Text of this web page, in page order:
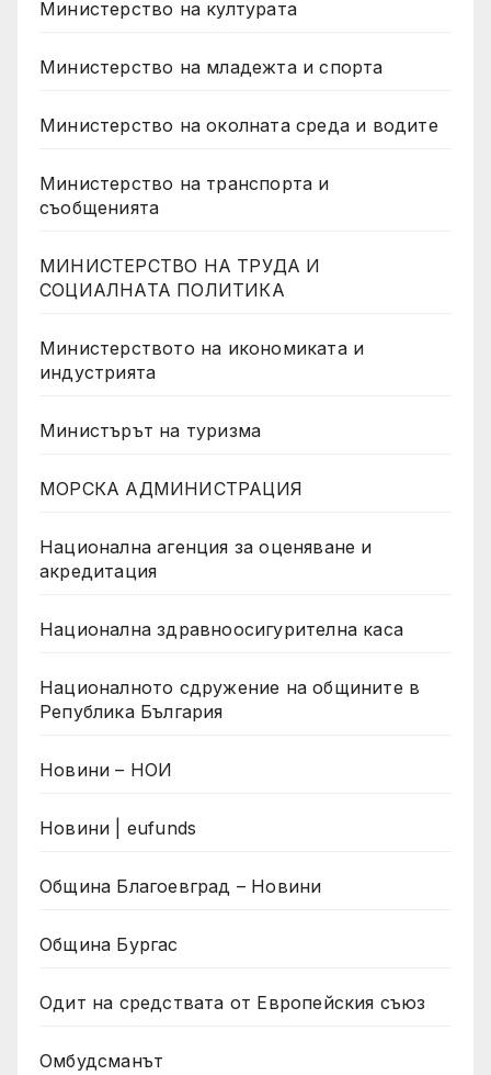
Министерство на културата
Министерство на младежта и спорта
Министерство на околната среда и водите
Министерство на транспорта и
съобщенията
МИНИСТЕРСТВО НА ТРУДА И
СОЦИАЛНАТА ПОЛИТИКА
Министерството на икономиката и
индустрията
Министърът на туризма
МОРСКА АДМИНИСТРАЦИЯ
Национална агенция за оценяване и
акредитация
Национална здравноосигурителна каса
Националното сдружение на общините в
Република България
Новини – НОИ
Новини | eufunds
Община Благоевград – Новини
Община Бургас
Одит на средствата от Европейския съюз
Омбудсманът